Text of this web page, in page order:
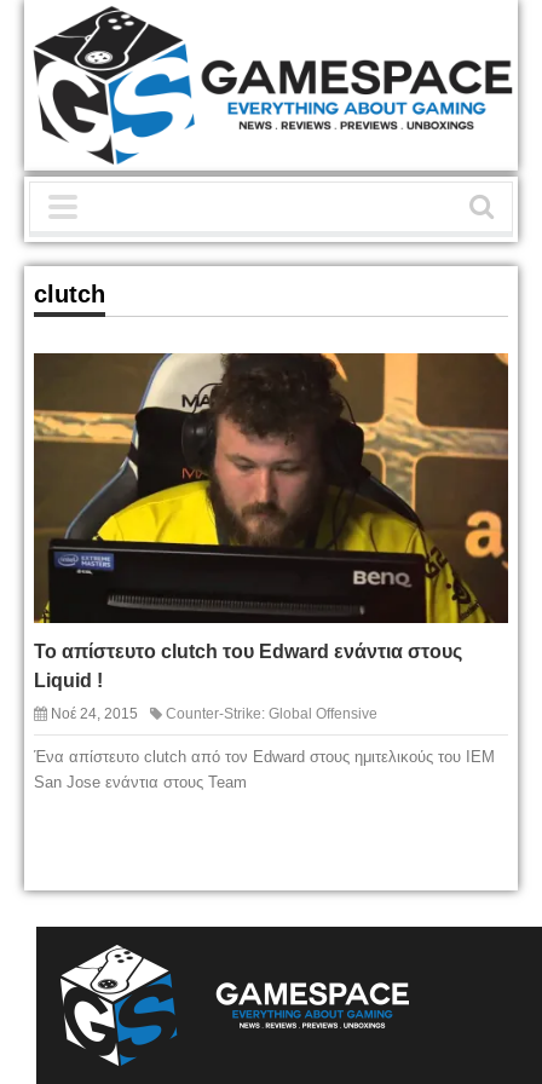
clutch
Το απίστευτο clutch του Edward ενάντια στους
Liquid !
Νοέ 24, 2015 Counter-Strike: Global Offensive
Ένα απίστευτο clutch από τον Edward στους ημιτελικούς του IEM
San Jose ενάντια στους Team